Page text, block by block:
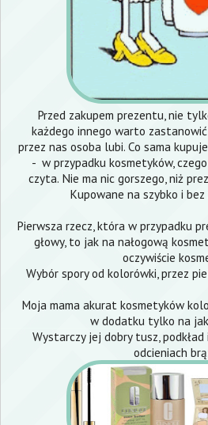
Przed zakupem prezentu, nie
każdego innego warto
przez nas osoba lubi. Co sama
- w przypadku kosmetyków,
czyta. Nie ma nic gorszego, niż
Kupowane na szybko i
Pierwsza rzecz, która w przypadku
głowy, to jak na nałogową
oczywiście
Wybór spory od kolorówki, przez
Moja mama akurat kosmetyków
w dodatku tylko na
Wystarczy jej dobry tusz,
odcieniach